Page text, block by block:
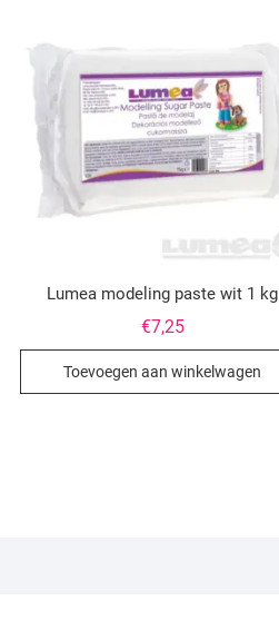
Lumea modeling paste wit 1 kg
€7,25
Toevoegen aan winkelwagen